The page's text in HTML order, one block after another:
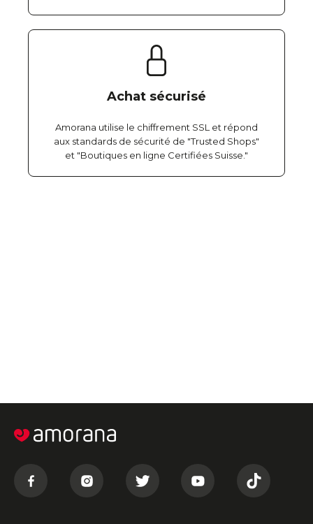
Achat sécurisé
Amorana utilise le chiffrement SSL et répond
aux standards de sécurité de "Trusted Shops"
et "Boutiques en ligne Certifiées Suisse."